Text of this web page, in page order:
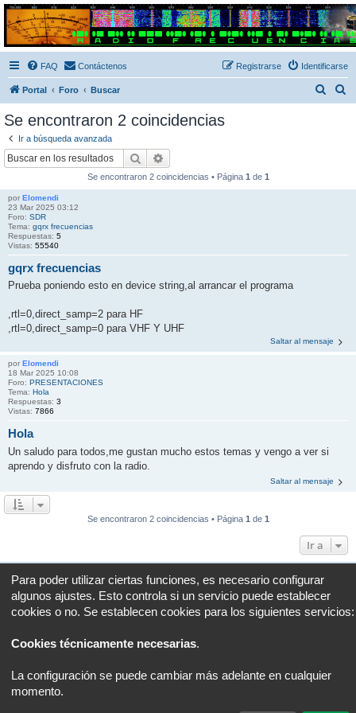
Radio Frecuencias
Foro de Radio Frecuencias
FAQ Contáctenos Identificarse
Registrarse
Portal Foro Buscar
Se encontraron 2 coincidencias
Ir a búsqueda avanzada
Buscar
Se encontraron 2 coincidencias • Página 1 de 1
por Elomendi
23 Mar 2025 03:12
Foro: SDR
Tema: gqrx frecuencias
Respuestas: 5
Vistas: 55540
gqrx frecuencias
Prueba poniendo esto en device string,al arrancar el programa
,rtl=0,direct_samp=2 para HF
,rtl=0,direct_samp=0 para VHF Y UHF
Saltar al mensaje
por Elomendi
18 Mar 2025 10:08
Foro: PRESENTACIONES
Tema: Hola
Respuestas: 3
Vistas: 7866
Hola
Un saludo para todos,me gustan mucho estos temas y vengo a ver si
aprendo y disfruto con la radio.
Saltar al mensaje
Se encontraron 2 coincidencias • Página 1 de 1
Ir a
Portal Foro Todos los horarios sonUTC+02:00
® Forum Software © phpBB Limited
Traducción al español porphpBB España
Para poder utilizar ciertas funciones, es necesario configurar
algunos ajustes. Esto controla si un servicio puede establecer
cookies o no. Se establecen cookies para los siguientes servicios:
Cookies técnicamente necesarias.
La configuración se puede cambiar más adelante en cualquier
momento.